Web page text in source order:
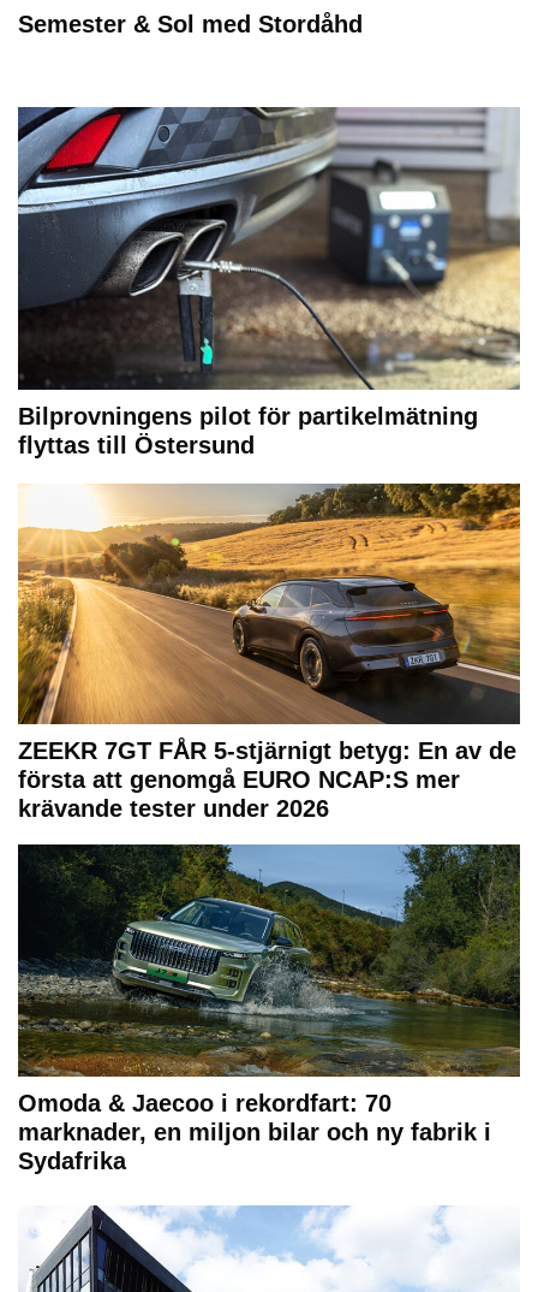
Semester & Sol med Stordåhd
Bilprovningens pilot för partikelmätning
flyttas till Östersund
ZEEKR 7GT FÅR 5-stjärnigt betyg: En av de
första att genomgå EURO NCAP:S mer
krävande tester under 2026
Omoda & Jaecoo i rekordfart: 70
marknader, en miljon bilar och ny fabrik i
Sydafrika